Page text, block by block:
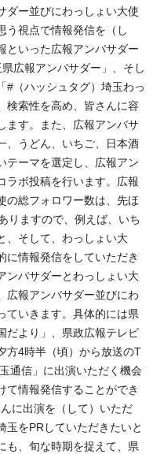
ダー並びにわっしょい大使
う視点で情報発信を（し
といった広報アンバサダー
広報アンバサダー」、そし
#（ハッシュタグ）埼玉わっ
検索性を高め、皆さんに容
ます。また、広報アンバサ
、うどん、いちご、日本酒
テーマを選定し、広報アン
ラボ投稿を行います。広報
の総フォロワー数は、先ほ
りますので、例えば、いち
、そして、わっしょい大
に情報発信をしていただき
ンバサダーとわっしょい大
広報アンバサダー並びにわ
ていきます。具体的には県
だより」、県政広報テレビ
方4時半（頃）から放送のT
通信」に出演いただく機会
て情報発信することができ
に出演を（して）いただ
玉をPRしていただきたいと
も、旬な時期を捉えて、県